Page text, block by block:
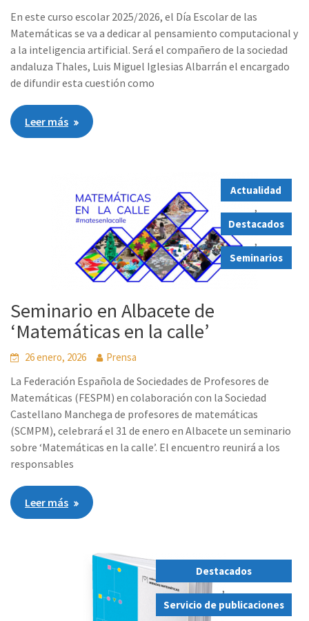
En este curso escolar 2025/2026, el Día Escolar de las
Matemáticas se va a dedicar al pensamiento computacional y
a la inteligencia artificial. Será el compañero de la sociedad
andaluza Thales, Luis Miguel Iglesias Albarrán el encargado
de difundir esta cuestión como
Leer más
Actualidad
,
Destacados
,
Seminarios
Seminario en Albacete de
‘Matemáticas en la calle’
26 enero, 2026 Prensa
La Federación Española de Sociedades de Profesores de
Matemáticas (FESPM) en colaboración con la Sociedad
Castellano Manchega de profesores de matemáticas
(SCMPM), celebrará el 31 de enero en Albacete un seminario
sobre ‘Matemáticas en la calle’. El encuentro reunirá a los
responsables
Leer más
Destacados
,
Servicio de publicaciones